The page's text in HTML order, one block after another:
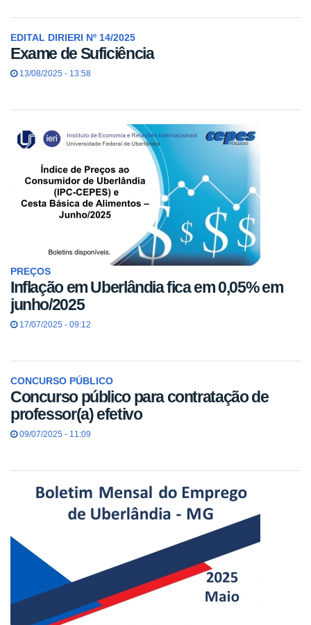
EDITAL DIRIERI Nº 14/2025
Exame de Suficiência
13/08/2025 - 13:58
PREÇOS
Inflação em Uberlândia fica em 0,05% em
junho/2025
17/07/2025 - 09:12
CONCURSO PÚBLICO
Concurso público para contratação de
professor(a) efetivo
09/07/2025 - 11:09